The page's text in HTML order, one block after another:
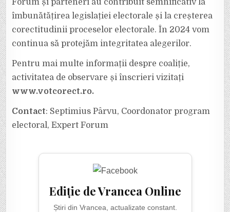
Forum și parteneri au contribuit semnificativ la
îmbunătățirea legislației electorale și la creșterea
corectitudinii proceselor electorale. În 2024 vom
continua să protejăm integritatea alegerilor.
Pentru mai multe informații despre coaliție,
activitatea de observare și înscrieri vizitați
www.votcorect.ro.
Contact: Septimius Pârvu, Coordonator program
electoral, Expert Forum
Ediție de Vrancea Online
Știri din Vrancea, actualizate constant.